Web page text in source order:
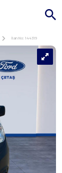
İlan No: 144319